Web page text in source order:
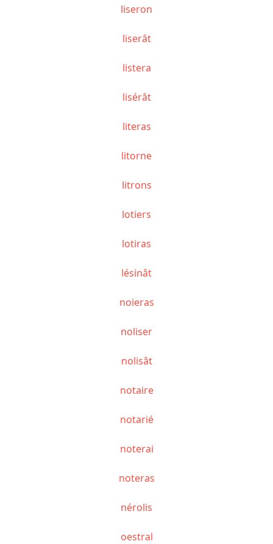
liseron
liserât
listera
lisérât
literas
litorne
litrons
lotiers
lotiras
lésinât
noieras
noliser
nolisât
notaire
notarié
noterai
noteras
nérolis
oestral